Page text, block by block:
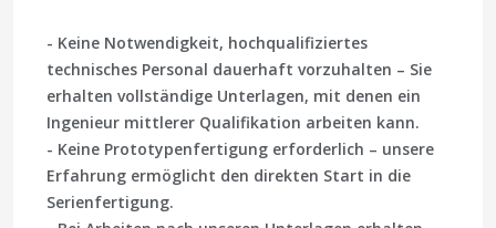
- Keine Notwendigkeit, hochqualifiziertes
technisches Personal dauerhaft vorzuhalten – Sie
erhalten vollständige Unterlagen, mit denen ein
Ingenieur mittlerer Qualifikation arbeiten kann.
- Keine Prototypenfertigung erforderlich – unsere
Erfahrung ermöglicht den direkten Start in die
Serienfertigung.